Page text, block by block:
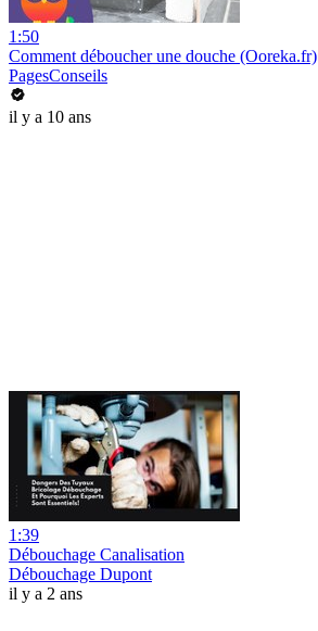
1:50
Comment déboucher une douche (Ooreka.fr)
PagesConseils
il y a 10 ans
1:39
Débouchage Canalisation
Débouchage Dupont
il y a 2 ans